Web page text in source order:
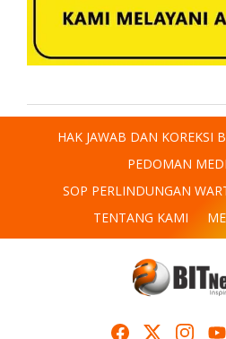
HAK JAWAB DAN KOREKSI
PEDOMAN
SOP PERLINDUNGAN
TENTANG KAMI